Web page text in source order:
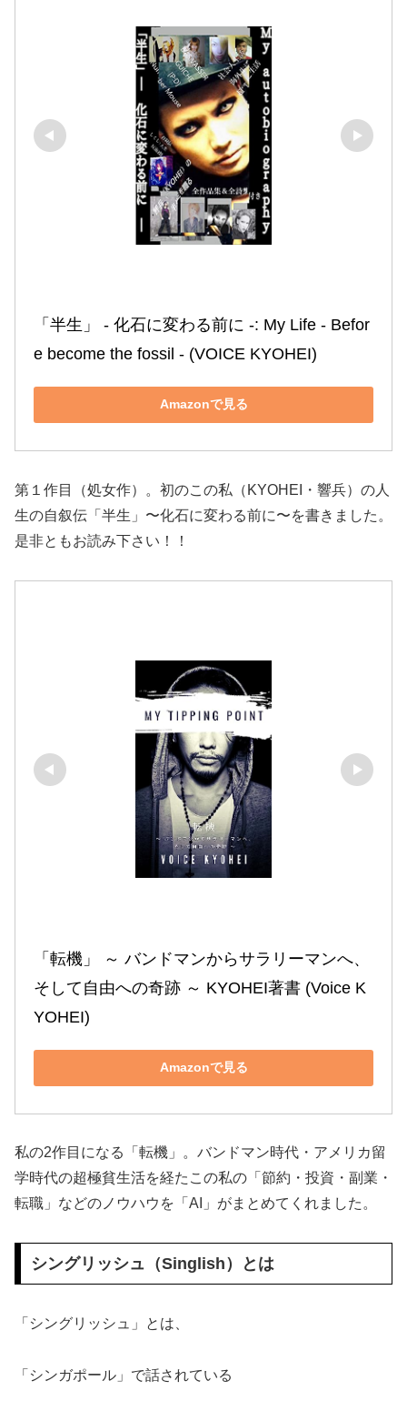
「半生」 ‐ 化石に変わる前に ‐: My Life ‐ Befor
e become the fossil ‐ (VOICE KYOHEI)
Amazonで見る
第１作目（処女作）。初のこの私（KYOHEI・響兵）の人
生の自叙伝「半生」〜化石に変わる前に〜を書きました。
是非ともお読み下さい！！
「転機」 ～ バンドマンからサラリーマンへ、
そして自由への奇跡 ～ KYOHEI著書 (Voice K
YOHEI)
Amazonで見る
私の2作目になる「転機」。バンドマン時代・アメリカ留
学時代の超極貧生活を経たこの私の「節約・投資・副業・
転職」などのノウハウを「AI」がまとめてくれました。
シングリッシュ（Singlish）とは
「シングリッシュ」とは、
「シンガポール」で話されている